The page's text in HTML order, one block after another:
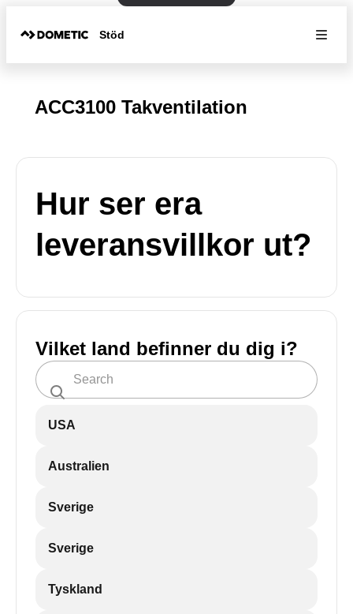
Stöd
ACC3100 Takventilation
Hur ser era
leveransvillkor ut?
Vilket land befinner du dig i?
USA
Australien
Sverige
Sverige
Tyskland